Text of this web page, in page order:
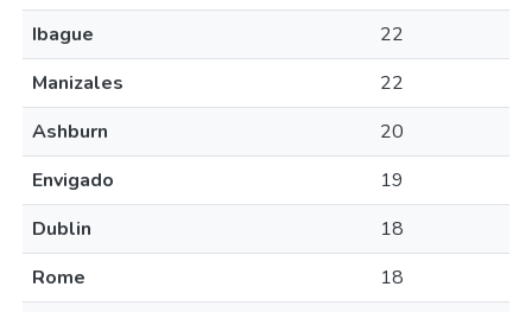
Ibague
22
Manizales
22
Ashburn
20
Envigado
19
Dublin
18
Rome
18